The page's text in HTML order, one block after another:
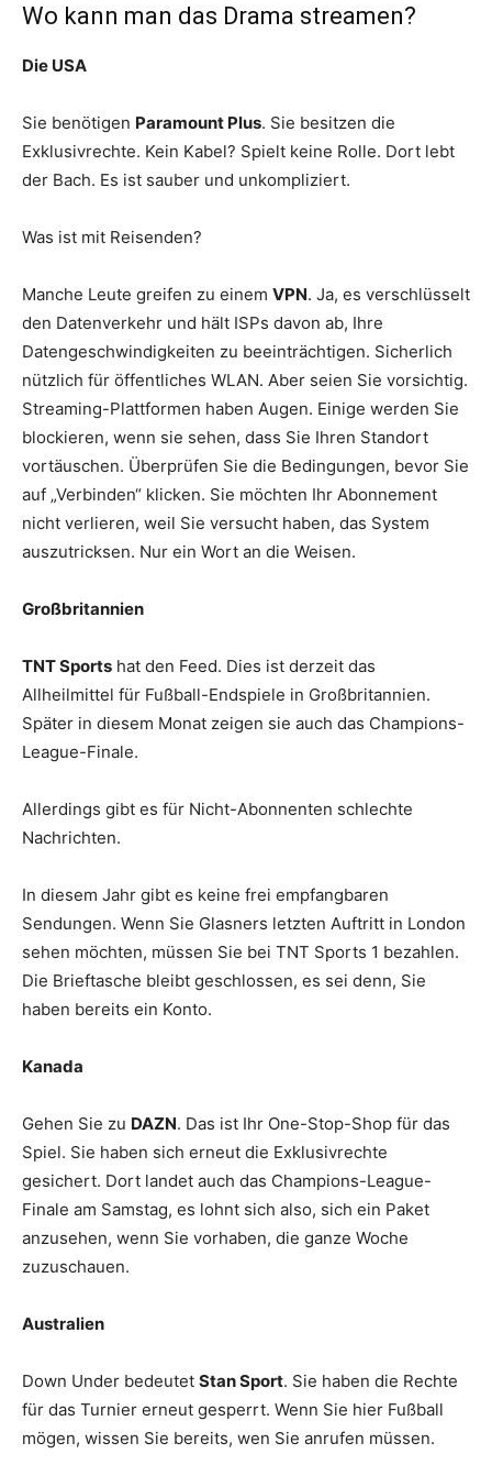
Wo kann man das Drama streamen?
Die USA
Sie benötigen Paramount Plus. Sie besitzen die
Exklusivrechte. Kein Kabel? Spielt keine Rolle. Dort lebt
der Bach. Es ist sauber und unkompliziert.
Was ist mit Reisenden?
Manche Leute greifen zu einem VPN. Ja, es verschlüsselt
den Datenverkehr und hält ISPs davon ab, Ihre
Datengeschwindigkeiten zu beeinträchtigen. Sicherlich
nützlich für öffentliches WLAN. Aber seien Sie vorsichtig.
Streaming-Plattformen haben Augen. Einige werden Sie
blockieren, wenn sie sehen, dass Sie Ihren Standort
vortäuschen. Überprüfen Sie die Bedingungen, bevor Sie
auf „Verbinden“ klicken. Sie möchten Ihr Abonnement
nicht verlieren, weil Sie versucht haben, das System
auszutricksen. Nur ein Wort an die Weisen.
Großbritannien
TNT Sports hat den Feed. Dies ist derzeit das
Allheilmittel für Fußball-Endspiele in Großbritannien.
Später in diesem Monat zeigen sie auch das Champions-
League-Finale.
Allerdings gibt es für Nicht-Abonnenten schlechte
Nachrichten.
In diesem Jahr gibt es keine frei empfangbaren
Sendungen. Wenn Sie Glasners letzten Auftritt in London
sehen möchten, müssen Sie bei TNT Sports 1 bezahlen.
Die Brieftasche bleibt geschlossen, es sei denn, Sie
haben bereits ein Konto.
Kanada
Gehen Sie zu DAZN. Das ist Ihr One-Stop-Shop für das
Spiel. Sie haben sich erneut die Exklusivrechte
gesichert. Dort landet auch das Champions-League-
Finale am Samstag, es lohnt sich also, sich ein Paket
anzusehen, wenn Sie vorhaben, die ganze Woche
zuzuschauen.
Australien
Down Under bedeutet Stan Sport. Sie haben die Rechte
für das Turnier erneut gesperrt. Wenn Sie hier Fußball
mögen, wissen Sie bereits, wen Sie anrufen müssen.